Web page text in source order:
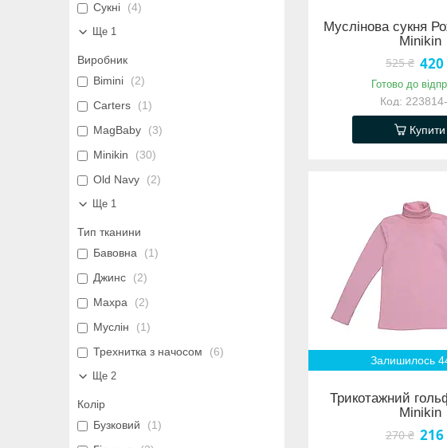
Муслінова сукня
Minikin
525 ₴ 420
Готово до
Купити
Залишилось
Трикотажний
Minikin
270 ₴ 216
Сукні
4
Ще 1
Виробник
Bimini
2
Carters
1
MagBaby
3
Minikin
30
Old Navy
2
Ще 1
Тип тканини
Бавовна
1
Джинс
2
Махра
2
Муслін
1
Трехнитка з начосом
6
Ще 2
Колір
Бузковий
1